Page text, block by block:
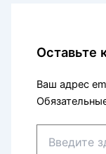
Оставьте
Ваш адрес
здесь...